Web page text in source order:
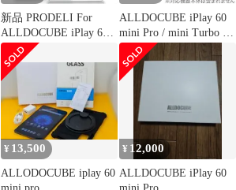
新品 PRODELI For
ALLDOCUBE iPlay 60
mini 8.7インチ 専用 ケ
ース クリア カバー タ
ブレットケース TPU素
材 黄変防止 滑り止め
耐衝撃 落下防止 軽量
iplay 60 mini 用 保護カ
バー（つや消し半透
明）
ALLDOCUBE iPlay 60
mini Pro / mini Turbo 背
面 保護 フィルム
OverLay Plus for オール
ドキューブ タブレット
さらさら手触り 低反射
¥ 13,500
ALLODOCUBE iplay 60
¥ 12,000
ALLDOCUBE iPlay 60